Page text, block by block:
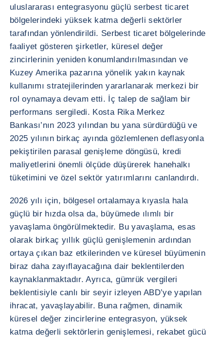
uluslararası entegrasyonu güçlü serbest ticaret
bölgelerindeki yüksek katma değerli sektörler
tarafından yönlendirildi. Serbest ticaret bölgelerinde
faaliyet gösteren şirketler, küresel değer
zincirlerinin yeniden konumlandırılmasından ve
Kuzey Amerika pazarına yönelik yakın kaynak
kullanımı stratejilerinden yararlanarak merkezi bir
rol oynamaya devam etti. İç talep de sağlam bir
performans sergiledi. Kosta Rika Merkez
Bankası’nın 2023 yılından bu yana sürdürdüğü ve
2025 yılının birkaç ayında gözlemlenen deflasyonla
pekiştirilen parasal genişleme döngüsü, kredi
maliyetlerini önemli ölçüde düşürerek hanehalkı
tüketimini ve özel sektör yatırımlarını canlandırdı.
2026 yılı için, bölgesel ortalamaya kıyasla hala
güçlü bir hızda olsa da, büyümede ılımlı bir
yavaşlama öngörülmektedir. Bu yavaşlama, esas
olarak birkaç yıllık güçlü genişlemenin ardından
ortaya çıkan baz etkilerinden ve küresel büyümenin
biraz daha zayıflayacağına dair beklentilerden
kaynaklanmaktadır. Ayrıca, gümrük vergileri
beklentisiyle canlı bir seyir izleyen ABD’ye yapılan
ihracat, yavaşlayabilir. Buna rağmen, dinamik
küresel değer zincirlerine entegrasyon, yüksek
katma değerli sektörlerin genişlemesi, rekabet gücü